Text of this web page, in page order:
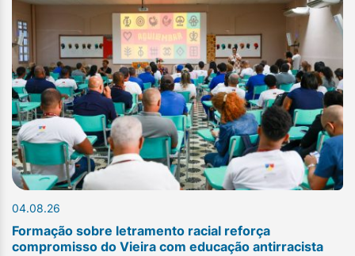
04.08.26
Formação sobre letramento racial reforça
compromisso do Vieira com educação antirracista